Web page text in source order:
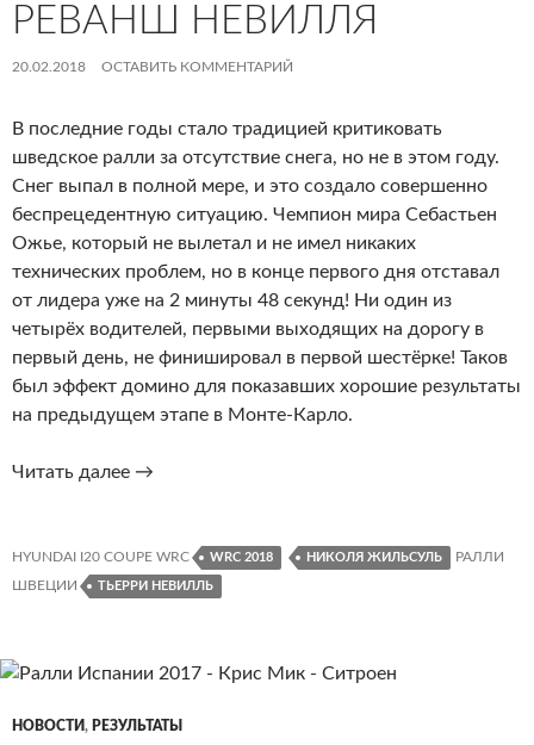
РЕВАНШ НЕВИЛЛЯ
20.02.2018 ОСТАВИТЬ КОММЕНТАРИЙ
В последние годы стало традицией критиковать
шведское ралли за отсутствие снега, но не в этом году.
Снег выпал в полной мере, и это создало совершенно
беспрецедентную ситуацию. Чемпион мира Себастьен
Ожье, который не вылетал и не имел никаких
технических проблем, но в конце первого дня отставал
от лидера уже на 2 минуты 48 секунд! Ни один из
четырёх водителей, первыми выходящих на дорогу в
первый день, не финишировал в первой шестёрке! Таков
был эффект домино для показавших хорошие результаты
на предыдущем этапе в Монте-Карло.
Читать далее Ралли
Реванш
Невилля
→
HYUNDAI I20 COUPE WRC WRC 2018 НИКОЛЯ ЖИЛЬСУЛЬ
РАЛЛИ
ШВЕЦИИ
ТЬЕРРИ НЕВИЛЛЬ
НОВОСТИ, РЕЗУЛЬТАТЫ